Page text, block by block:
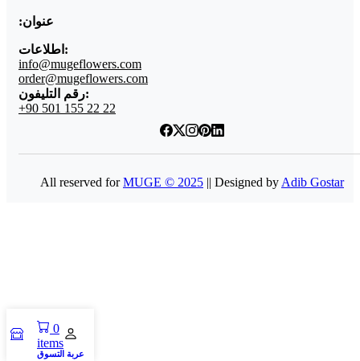
عنوان:
اطلاعات:
info@mugeflowers.com
order@mugeflowers.com
رقم التليفون:
+90 501 155 22 22
All reserved forMUGE © 2025 || Designed by Adib Gostar
0
items
عربة التسوق